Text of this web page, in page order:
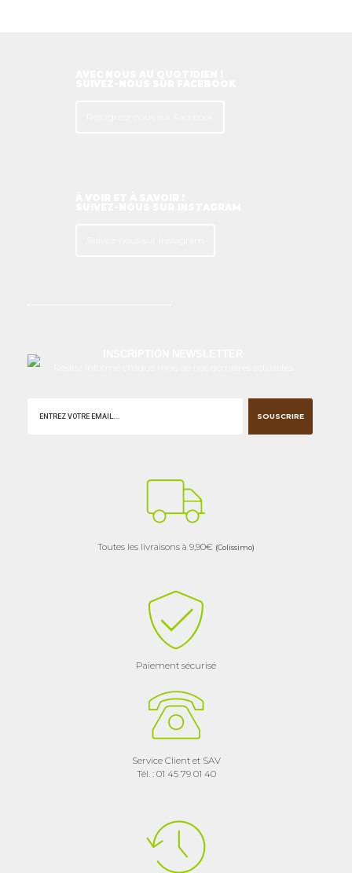
SOUSCRIRE
Toutes les livraisons à 9,90€ (Colissimo)
Paiement sécurisé
Service Client et SAV
Tél. : 01 45 79 01 40